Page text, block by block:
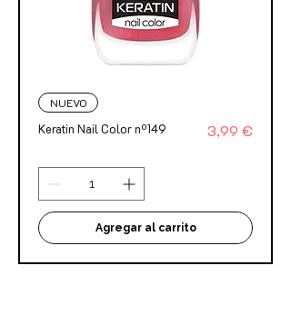
NUEVO
Keratin Nail Color nº149 Precio
3,99 €
Agregar al carrito